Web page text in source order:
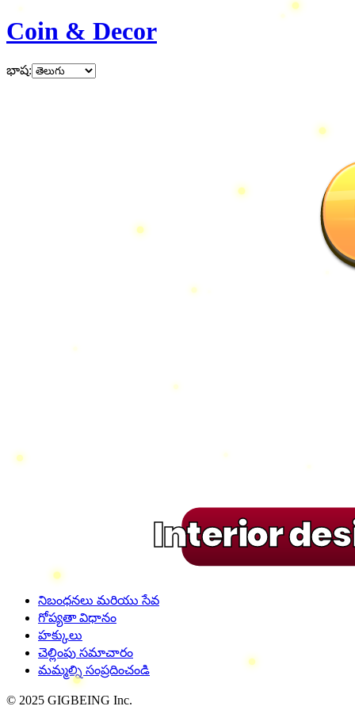
Coin & Decor
భాష:
Interior
నిబంధనలు మరియు సేవ
గోప్యతా విధానం
హక్కులు
చెల్లింపు సమాచారం
మమ్మల్ని సంప్రదించండి
© 2025 GIGBEING Inc.